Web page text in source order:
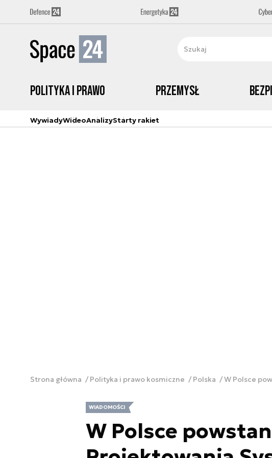
Polityka i prawo Przemysł
WywiadyWideoAnalizyStarty rakiet
Strona główna Polityka i prawo kosmiczne Polska W Polsce
WIADOMOŚCI
W Polsce